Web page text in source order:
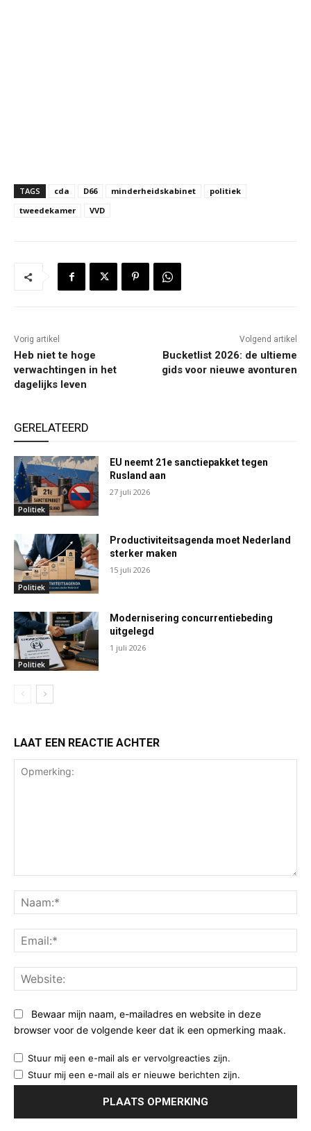
TAGS cda D66 minderheidskabinet
politiek
tweedekamer
VVD
Vorig artikel
Heb niet te hoge
verwachtingen in het
dagelijks leven
Volgend artikel
Bucketlist 2026: de ultieme
gids voor nieuwe avonturen
GERELATEERD
Politiek
EU neemt 21e sanctiepakket tegen
Rusland aan
27 juli 2026
Politiek
Productiviteitsagenda moet Nederland
sterker maken
15 juli 2026
Politiek
Modernisering concurrentiebeding
uitgelegd
1 juli 2026
LAAT EEN REACTIE ACHTER
Bewaar mijn naam, e-mailadres en website in deze
browser voor de volgende keer dat ik een opmerking maak.
Stuur mij een e-mail als er vervolgreacties zijn.
Stuur mij een e-mail als er nieuwe berichten zijn.